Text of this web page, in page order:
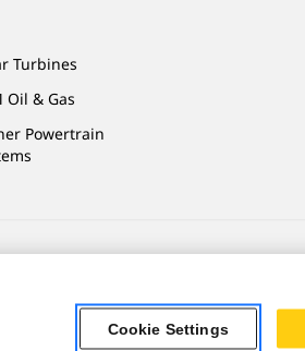
Turbines
Oil & Gas
Powertrain
Cookie Settings